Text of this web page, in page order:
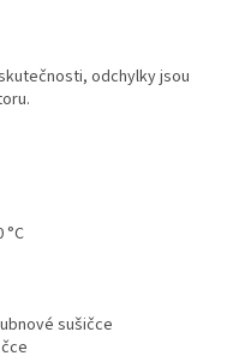
odchylky jsou